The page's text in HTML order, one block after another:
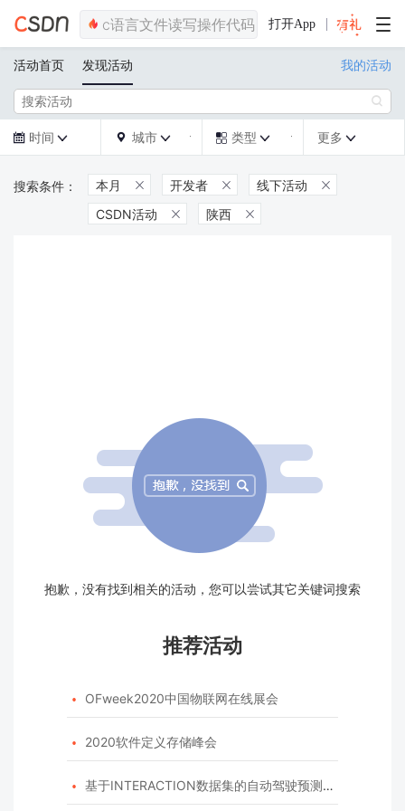
打开App
活动首页 发现活动 我的活动

 时间   城市   类型  更多 
本月  开发者  线下活动 
CSDN活动  陕西 
抱歉，没有找到相关的活动，您可以尝试其它关键词搜索
推荐活动
 OFweek2020中国物联网在线展会
 2020软件定义存储峰会
 基于INTERACTION数据集的自动驾驶预测模型挑战赛